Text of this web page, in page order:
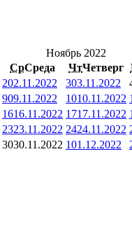
Ноябрь 2022
СрСреда ЧтЧетверг
202.11.2022 303.11.2022
909.11.2022 1010.11.2022
1616.11.2022 1717.11.2022
2323.11.2022 2424.11.2022
3030.11.2022 101.12.2022